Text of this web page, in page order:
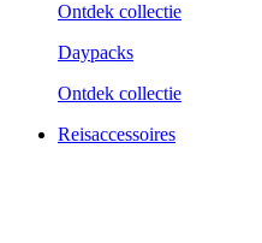
Ontdek collectie
Daypacks
Ontdek collectie
Reisaccessoires